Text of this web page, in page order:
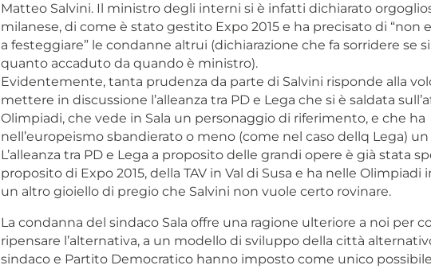
Matteo Salvini. Il ministro degli interni si è infatti dichiarato
milanese, di come è stato gestito Expo 2015 e ha precisato di “non
a festeggiare” le condanne altrui (dichiarazione che fa sorridere se
quanto accaduto da quando è ministro).
Evidentemente, tanta prudenza da parte di Salvini risponde alla
mettere in discussione l’alleanza tra PD e Lega che si è saldata
Olimpiadi, che vede in Sala un personaggio di riferimento, e che ha
nell’europeismo sbandierato o meno (come nel caso dellq Lega)
L’alleanza tra PD e Lega a proposito delle grandi opere è già stata
proposito di Expo 2015, della TAV in Val di Susa e ha nelle Olimpiadi
un altro gioiello di pregio che Salvini non vuole certo rovinare.
La condanna del sindaco Sala offre una ragione ulteriore a noi per
ripensare l’alternativa, a un modello di sviluppo della città
sindaco e Partito Democratico hanno imposto come unico